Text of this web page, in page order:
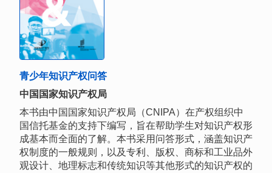
青少年知识产权问答
中国国家知识产权局
本书由中国国家知识产权局（CNIPA）在产权组织中
国信托基金的支持下编写，旨在帮助学生对知识产权形
成基本而全面的了解。本书采用问答形式，涵盖知识产
权制度的一般规则，以及专利、版权、商标和工业品外
观设计、地理标志和传统知识等其他形式的知识产权的